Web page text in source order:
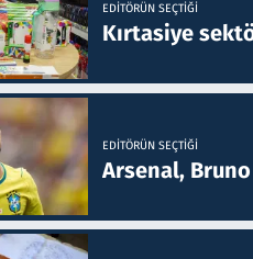
EDITÖRÜN SEÇTIĞI
Kırtasiye
EDITÖRÜN SEÇTIĞI
Arsenal,